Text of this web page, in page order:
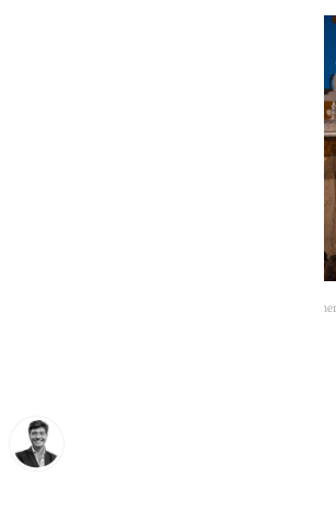
Regreso de las